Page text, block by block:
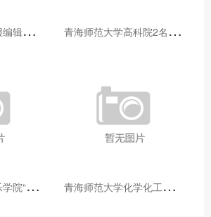
青
海师范大学学报编辑部赴大通县城关镇上毛佰胜村开展帮扶慰问活动 青
海师范大学高科院2名专家当选中国科学院院士
青
海师范大学音乐学院“青舞华章”本科舞蹈专业中期汇报圆满落幕 青
海师范大学化学化工学院开展铸牢中华民族共同体意识大讲堂活动